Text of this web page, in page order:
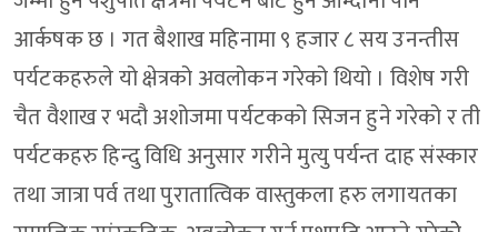
आर्कषक छ । गत बैशाख महिनामा ९ हजार ८ सय उनन्तीस
पर्यटकहरुले यो क्षेत्रको अवलोकन गरेको थियो । विशेष गरी
चैत वैशाख र भदौ अशोजमा पर्यटकको सिजन हुने गरेको र ती
पर्यटकहरु हिन्दु विधि अनुसार गरीने मुत्यु पर्यन्त दाह संस्कार
तथा जात्रा पर्व तथा पुरातात्विक वास्तुकला हरु लगायतका